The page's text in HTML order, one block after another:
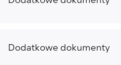
Dodatkowe dokumenty